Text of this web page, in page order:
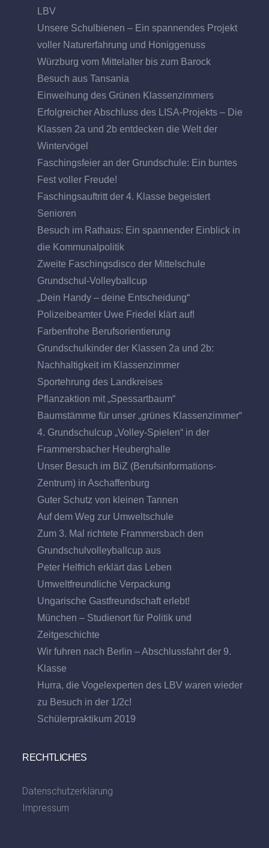
LBV
Unsere Schulbienen – Ein spannendes Projekt
voller Naturerfahrung und Honiggenuss
Würzburg vom Mittelalter bis zum Barock
Besuch aus Tansania
Einweihung des Grünen Klassenzimmers
Erfolgreicher Abschluss des LISA-Projekts – Die
Klassen 2a und 2b entdecken die Welt der
Wintervögel
Faschingsfeier an der Grundschule: Ein buntes
Fest voller Freude!
Faschingsauftritt der 4. Klasse begeistert
Senioren
Besuch im Rathaus: Ein spannender Einblick in
die Kommunalpolitik
Zweite Faschingsdisco der Mittelschule
Grundschul-Volleyballcup
„Dein Handy – deine Entscheidung“
Polizeibeamter Uwe Friedel klärt auf!
Farbenfrohe Berufsorientierung
Grundschulkinder der Klassen 2a und 2b:
Nachhaltigkeit im Klassenzimmer
Sportehrung des Landkreises
Pflanzaktion mit „Spessartbaum“
Baumstämme für unser „grünes Klassenzimmer“
4. Grundschulcup „Volley-Spielen“ in der
Frammersbacher Heuberghalle
Unser Besuch im BiZ (Berufsinformations-
Zentrum) in Aschaffenburg
Guter Schutz von kleinen Tannen
Auf dem Weg zur Umweltschule
Zum 3. Mal richtete Frammersbach den
Grundschulvolleyballcup aus
Peter Helfrich erklärt das Leben
Umweltfreundliche Verpackung
Ungarische Gastfreundschaft erlebt!
München – Studienort für Politik und
Zeitgeschichte
Wir fuhren nach Berlin – Abschlussfahrt der 9.
Klasse
Hurra, die Vogelexperten des LBV waren wieder
zu Besuch in der 1/2c!
Schülerpraktikum 2019
RECHTLICHES
Datenschutzerklärung
Impressum